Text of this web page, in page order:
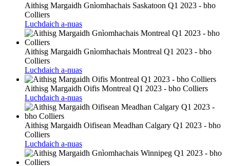
Aithisg Margaidh Gnìomhachais Saskatoon Q1 2023 - bho
Colliers
Luchdaich a-nuas
Aithisg Margaidh Gnìomhachais Montreal Q1 2023 - bho
Colliers
Luchdaich a-nuas
Aithisg Margaidh Oifis Montreal Q1 2023 - bho Colliers
Luchdaich a-nuas
Aithisg Margaidh Oifisean Meadhan Calgary Q1 2023 - bho
Colliers
Luchdaich a-nuas